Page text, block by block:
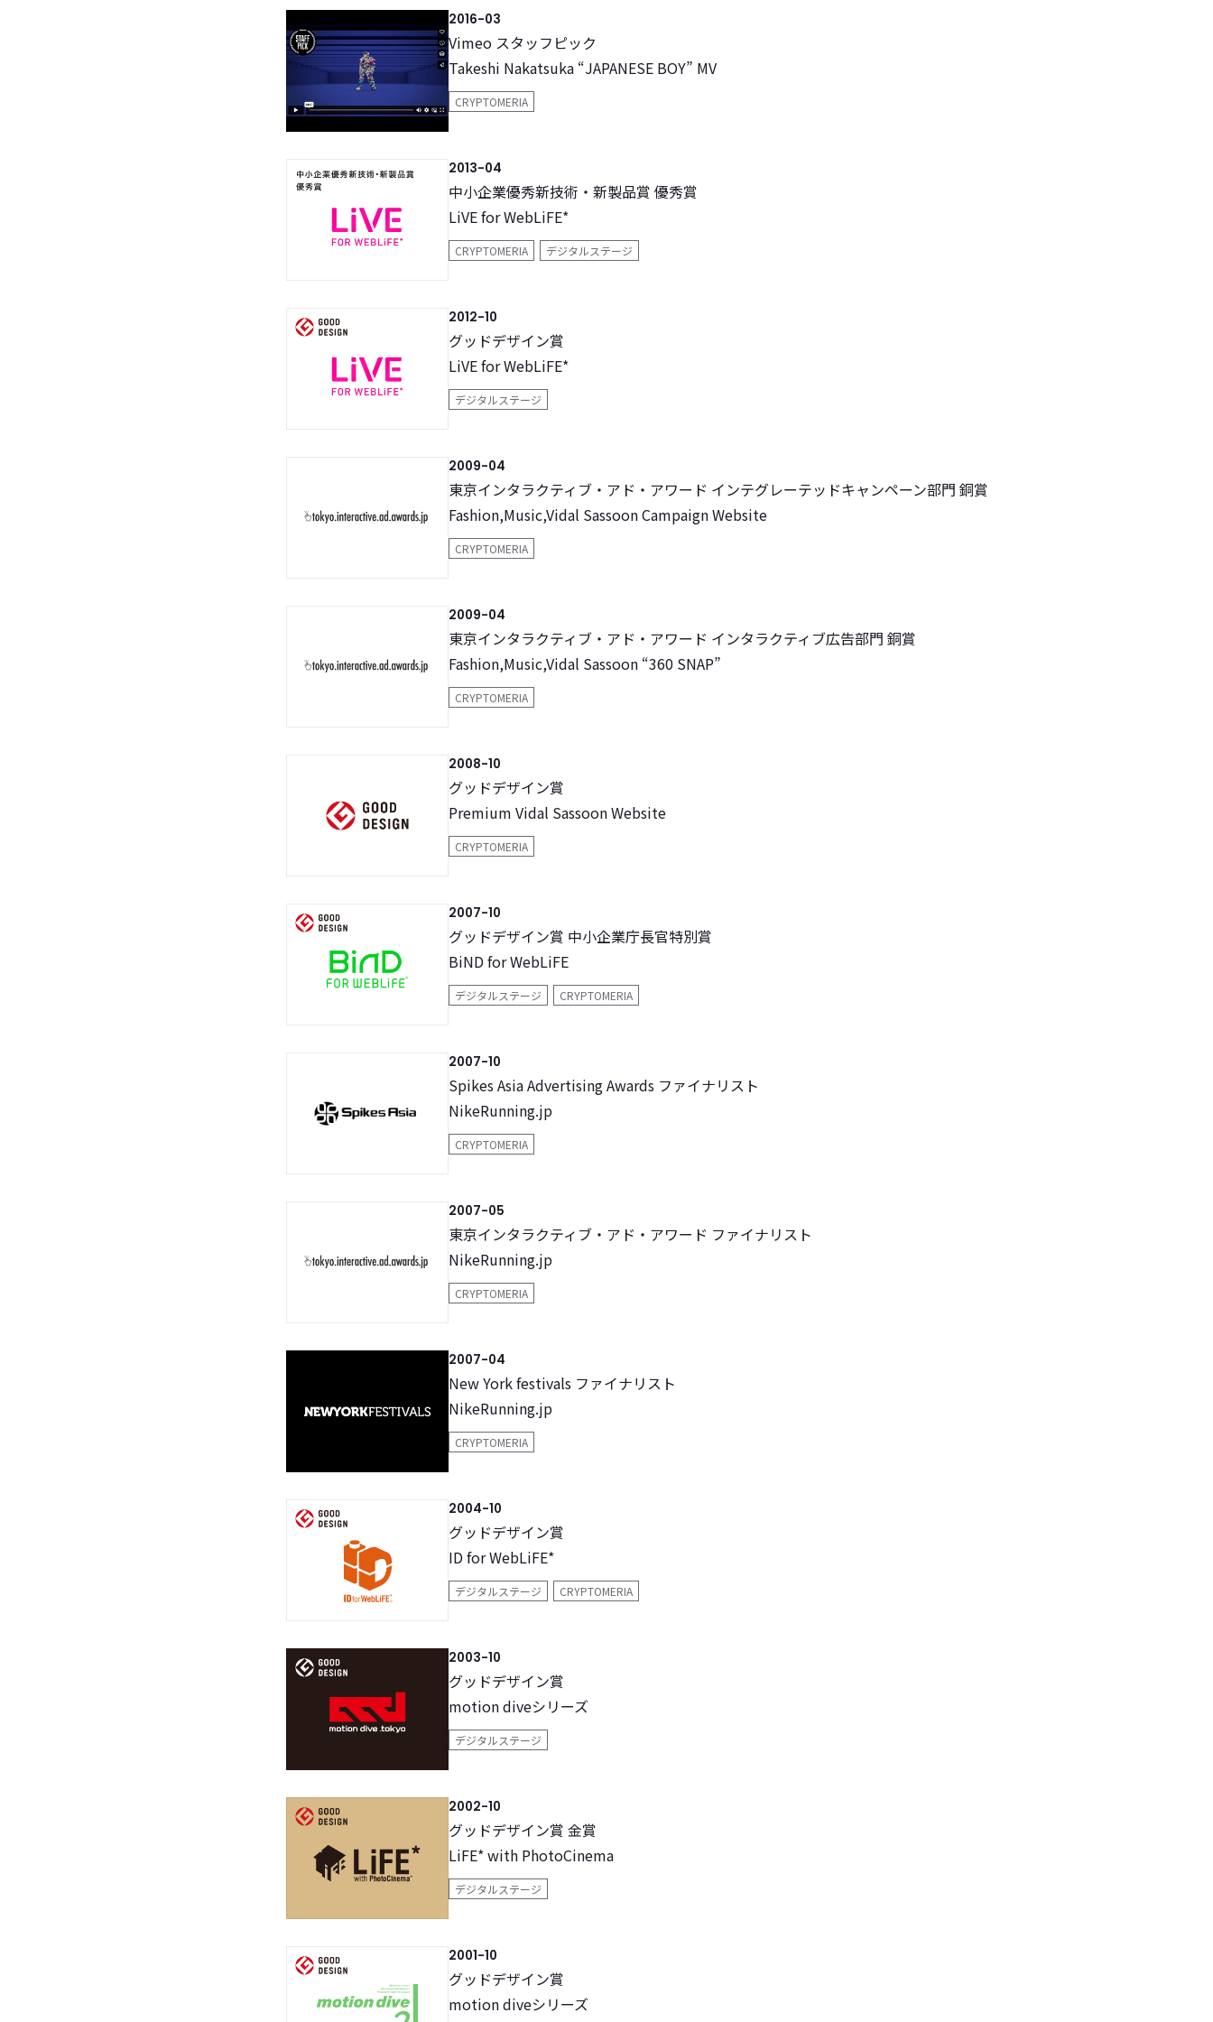
2016-03
Vimeo スタッフピック
Takeshi Nakatsuka “JAPANESE BOY” MV
CRYPTOMERIA
2013-04
中小企業優秀新技術・新製品賞 優秀賞
LiVE for WebLiFE*
CRYPTOMERIA デジタルステージ
2012-10
グッドデザイン賞
LiVE for WebLiFE*
デジタルステージ
2009-04
東京インタラクティブ・アド・アワード インテグレーテッドキャンペーン部門 銅賞
Fashion,Music,Vidal Sassoon Campaign Website
CRYPTOMERIA
2009-04
東京インタラクティブ・アド・アワード インタラクティブ広告部門 銅賞
Fashion,Music,Vidal Sassoon “360 SNAP”
CRYPTOMERIA
2008-10
グッドデザイン賞
Premium Vidal Sassoon Website
CRYPTOMERIA
2007-10
グッドデザイン賞 中小企業庁長官特別賞
BiND for WebLiFE
デジタルステージ CRYPTOMERIA
2007-10
Spikes Asia Advertising Awards ファイナリスト
NikeRunning.jp
CRYPTOMERIA
2007-05
東京インタラクティブ・アド・アワード ファイナリスト
NikeRunning.jp
CRYPTOMERIA
2007-04
New York festivals ファイナリスト
NikeRunning.jp
CRYPTOMERIA
2004-10
グッドデザイン賞
ID for WebLiFE*
デジタルステージ CRYPTOMERIA
2003-10
グッドデザイン賞
motion diveシリーズ
デジタルステージ
2002-10
グッドデザイン賞 金賞
LiFE* with PhotoCinema
デジタルステージ
2001-10
グッドデザイン賞
motion diveシリーズ